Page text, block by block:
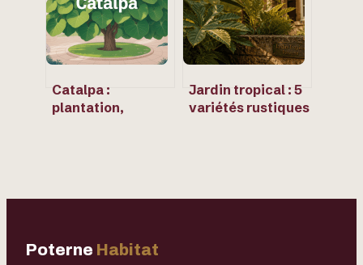
Catalpa :
plantation,
Jardin tropical : 5
variétés rustiques
Poterne Habitat